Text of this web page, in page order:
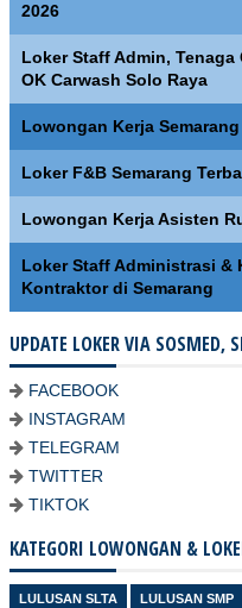
2026
Loker Staff Admin,
OK Carwash Solo Raya
Lowongan Kerja
Loker F&B Semarang
Lowongan Kerja Asisten
Loker Staff Administrasi &
Kontraktor di Semarang
UPDATE LOKER VIA SOSMED,
FACEBOOK
INSTAGRAM
TELEGRAM
TWITTER
TIKTOK
KATEGORI LOWONGAN &
LULUSAN SLTA LULUSAN SMP